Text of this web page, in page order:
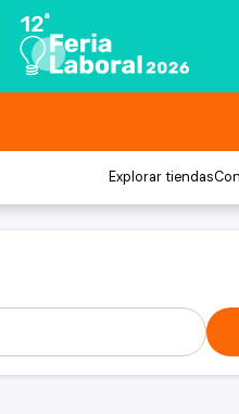
Explorar tiendas